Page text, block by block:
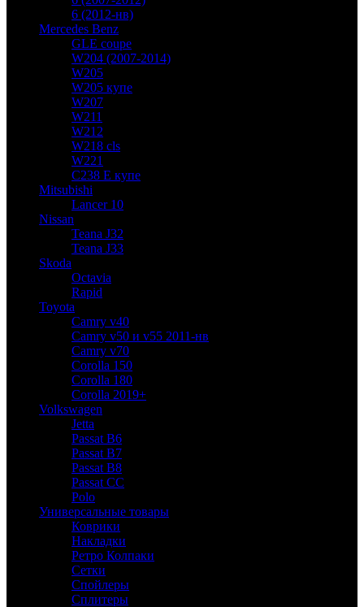
6 (2012-нв)
Mercedes Benz
GLE coupe
W204 (2007-2014)
W205
W205 купе
W207
W211
W212
W218 cls
W221
C238 E купе
Mitsubishi
Lancer 10
Nissan
Teana J32
Teana J33
Skoda
Octavia
Rapid
Toyota
Camry v40
Camry v50 и v55 2011-нв
Camry v70
Corolla 150
Corolla 180
Corolla 2019+
Volkswagen
Jetta
Passat B6
Passat B7
Passat B8
Passat CC
Polo
Универсальные товары
Коврики
Накладки
Ретро Колпаки
Сетки
Спойлеры
Сплитеры